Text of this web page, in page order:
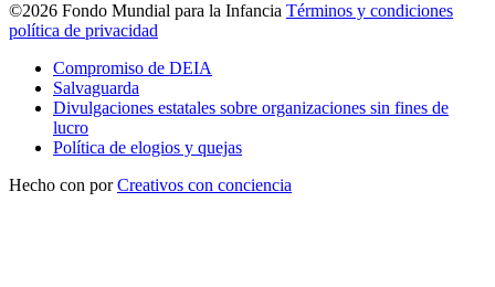
©2026 Fondo Mundial para la Infancia Términos y condiciones
política de privacidad
Compromiso de DEIA
Salvaguarda
Divulgaciones estatales sobre organizaciones sin fines de
lucro
Política de elogios y quejas
Hecho con porCreativos con conciencia